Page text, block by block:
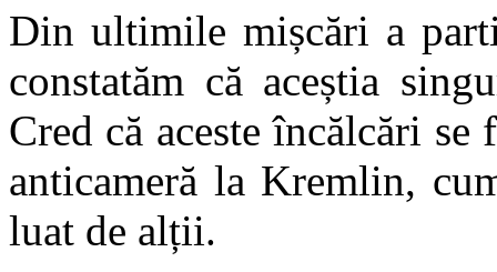
Din ultimile mișcări a
constatăm că aceștia
Cred că aceste încălcări
anticameră la Kremlin,
luat de alții.